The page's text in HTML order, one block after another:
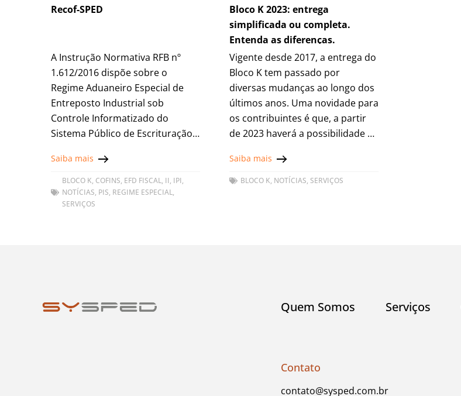
Recof-SPED
A Instrução Normativa RFB nº
1.612/2016 dispõe sobre o
Regime Aduaneiro Especial de
Entreposto Industrial sob
Controle Informatizado do
Sistema Público de Escrituração
obrigação estende-se, inclusive,
aos beneficiários não obrigados
pela legislação específica da
Escrituração Fiscal
Saiba mais
BLOCO K, COFINS, EFD FISCAL, II, IPI,
NOTÍCIAS, PIS, REGIME ESPECIAL,
SERVIÇOS
Bloco K 2023: entrega
simplificada ou completa.
Entenda as diferenças.
Vigente desde 2017, a entrega do
Bloco K tem passado por
diversas mudanças ao longo dos
últimos anos. Uma novidade para
os contribuintes é que, a partir
de 2023 haverá a possibilidade da
completa do Bloco
Saiba mais
BLOCO K, NOTÍCIAS, SERVIÇOS
Quem Somos Serviços
Contato
contato@sysped.com.br